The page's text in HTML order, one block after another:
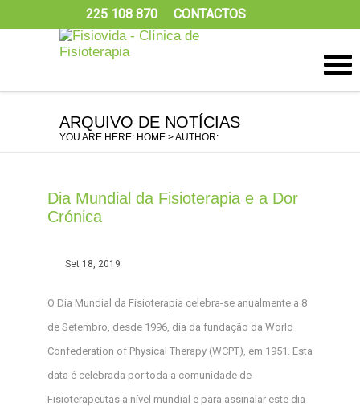
225 108 870 CONTACTOS
ARQUIVO DE NOTÍCIAS
YOU ARE HERE: HOME > AUTHOR:
Dia Mundial da Fisioterapia e a Dor
Crónica
Set 18, 2019
O Dia Mundial da Fisioterapia celebra-se anualmente a 8
de Setembro, desde 1996, dia da fundação da World
Confederation of Physical Therapy (WCPT), em 1951. Esta
data é celebrada por toda a comunidade de
Fisioterapeutas a nível mundial e para assinalar este dia